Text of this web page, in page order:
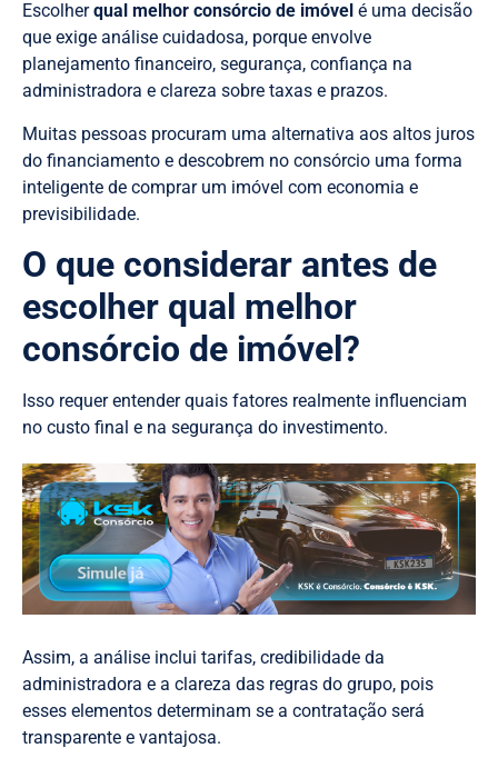
Escolherqual melhor consórcio de imóvel é uma decisão
que exige análise cuidadosa, porque envolve
planejamento financeiro, segurança, confiança na
administradora e clareza sobre taxas e prazos.
Muitas pessoas procuram uma alternativa aos altos juros
do financiamento e descobrem no consórcio uma forma
inteligente de comprar um imóvel com economia e
previsibilidade.
O que considerar antes de
escolher qual melhor
consórcio de imóvel?
Isso requer entender quais fatores realmente influenciam
no custo final e na segurança do investimento.
Assim, a análise inclui tarifas, credibilidade da
administradora e a clareza das regras do grupo, pois
esses elementos determinam se a contratação será
transparente e vantajosa.